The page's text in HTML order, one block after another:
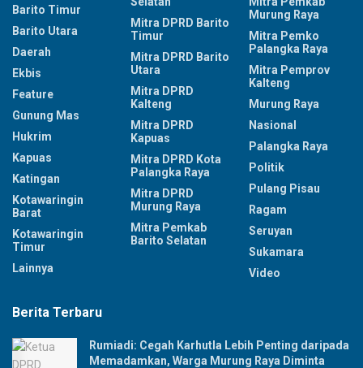
Barito Timur
Barito Utara
Daerah
Ekbis
Feature
Gunung Mas
Hukrim
Kapuas
Katingan
Kotawaringin
Barat
Kotawaringin
Timur
Lainnya
Mitra DPRD Barito
Timur
Mitra DPRD Barito
Utara
Mitra DPRD
Kalteng
Mitra DPRD
Kapuas
Mitra DPRD Kota
Palangka Raya
Mitra DPRD
Murung Raya
Mitra Pemkab
Barito Selatan
Murung Raya
Mitra Pemko
Palangka Raya
Mitra Pemprov
Kalteng
Murung Raya
Nasional
Palangka Raya
Politik
Pulang Pisau
Ragam
Seruyan
Sukamara
Video
Berita Terbaru
Rumiadi: Cegah Karhutla Lebih Penting daripada
Memadamkan, Warga Murung Raya Diminta